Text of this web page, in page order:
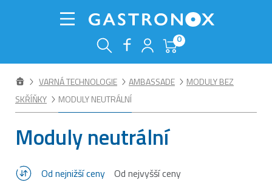
0
VARNÁ TECHNOLOGIE AMBASSADE
MODULY BEZ
SKŘÍŇKY
MODULY NEUTRÁLNÍ
Moduly neutrální
Od nejnižší ceny Od nejvyšší ceny